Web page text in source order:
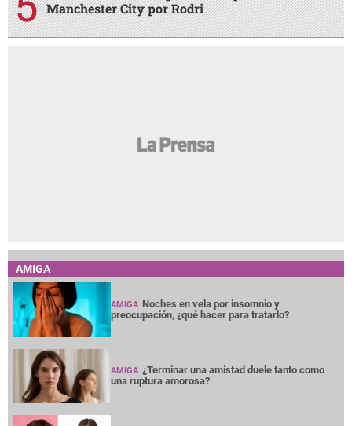
Manchester City por Rodri
AMIGA
AMIGA Noches en vela por insomnio y
preocupación, ¿qué hacer para tratarlo?
AMIGA ¿Terminar una amistad duele tanto como
una ruptura amorosa?